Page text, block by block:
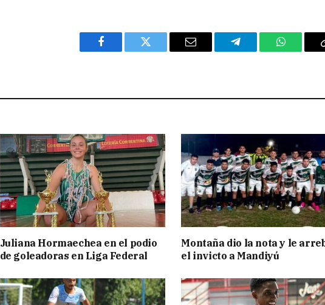
Facebook Twitter Email Telegram
Juliana Hormaechea en el podio
de goleadoras en Liga Federal
Montaña dio la nota y le
el invicto a Mandiyú